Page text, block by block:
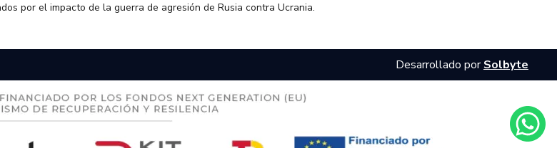
por el impacto de la guerra de agresión de Rusia contra Ucrania.
Desarrollado porSolbyte